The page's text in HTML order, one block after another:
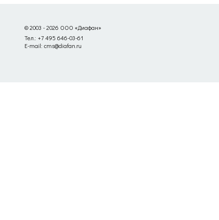
© 2003 - 2026 ООО «Диафан»
Тел.: +7 495 646-03-61
E-mail: cms@diafan.ru